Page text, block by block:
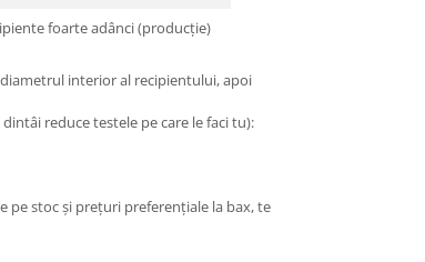
foarte adânci (producție)
interior al recipientului, apoi
reduce testele pe care le faci tu):
pe stoc și prețuri preferențiale la bax, te